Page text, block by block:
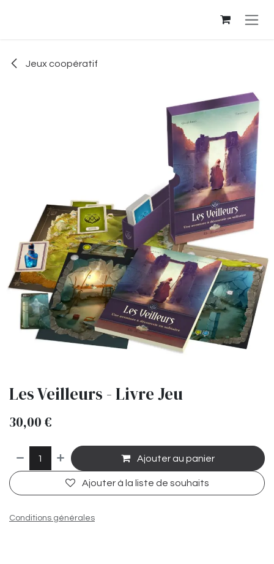
Jeux coopératif
Les Veilleurs - Livre Jeu
30,00 €
Ajouter au panier
Ajouter à la liste de souhaits
Conditions générales